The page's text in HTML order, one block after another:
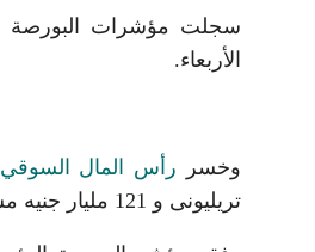
الأربعاء.
وخسر رأس المال السوقي
تريليونى و 121 مليار جنيه مستوى الإغلاق السابق.